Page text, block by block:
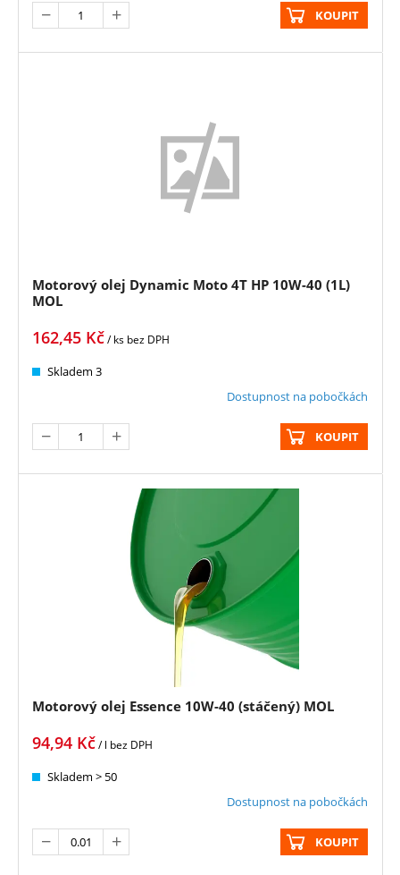
KOUPIT
Motorový olej Dynamic Moto 4T HP 10W-40 (1L)
MOL
162,45 Kč/ ks bez DPH
Skladem 3
Dostupnost na pobočkách
KOUPIT
Motorový olej Essence 10W-40 (stáčený) MOL
94,94 Kč/ l bez DPH
Skladem > 50
Dostupnost na pobočkách
KOUPIT